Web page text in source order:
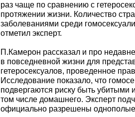
раз чаще по сравнению с
протяжении жизни. Количество
заболеваниями среди
отметил эксперт.
П.Камерон рассказал и про
в повседневной жизни для
гетеросексуалов, проведенное
Исследование показало, что
подвергаются риску быть убитыми
том числе домашнего. Эксперт
официально разрешены